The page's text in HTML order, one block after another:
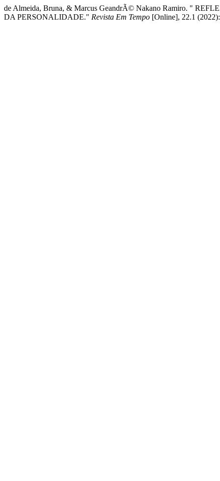
de Almeida, Bruna, & Marcus GeandrÃ© Nakano Ramiro. "
DA PERSONALIDADE." Revista Em Tempo [Online], 22.1